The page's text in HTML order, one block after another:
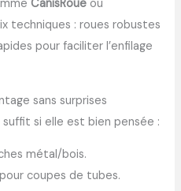
CanisRoue ou
techniques : roues robustes
pour faciliter l’enfilage
sans surprises
suffit si elle est bien pensée :
métal/bois.
coupes de tubes.